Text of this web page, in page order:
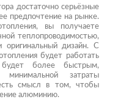
достаточно серьёзные
предпочтение на рынке.
вы получаете
теплопроводимостью,
оригинальный дизайн. С
будет работать
более быстрым,
затраты
смысл в том, чтобы
алюминию.